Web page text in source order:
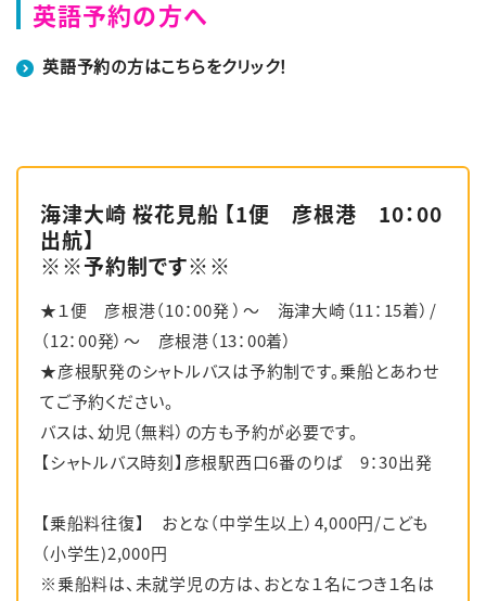
英語予約の方へ
英語予約の方はこちらをクリック！
海津大崎 桜花見船 【1便 彦根港 10：00
出航】
※※予約制です※※
★１便 彦根港（10：00発 ）～ 海津大崎（11：15着）/
（12：00発）～ 彦根港（13：00着）
★彦根駅発のシャトルバスは予約制です。乗船とあわせ
てご予約ください。
バスは、幼児（無料）の方も予約が必要です。
【シャトルバス時刻】彦根駅西口6番のりば 9：30出発
【乗船料往復】 おとな（中学生以上）4,000円/こども
（小学生)2,000円
※乗船料は、未就学児の方は、おとな１名につき１名は